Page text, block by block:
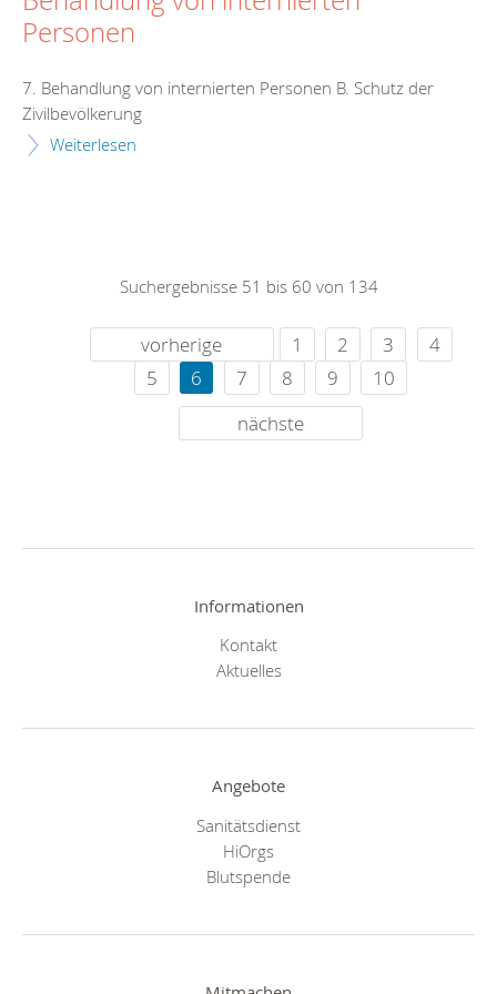
Personen
7. Behandlung von internierten Personen B. Schutz der
Zivilbevölkerung
Weiterlesen
Suchergebnisse 51 bis 60 von 134
vorherige 1 2 3
4
5
6 7 8 9
10
nächste
Informationen
Kontakt
Aktuelles
Angebote
Sanitätsdienst
HiOrgs
Blutspende